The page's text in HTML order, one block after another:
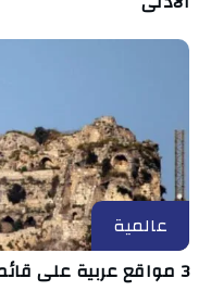
عالمية
3 مواقع عربية على قائمة التراث العالمي المهدد بالخطر